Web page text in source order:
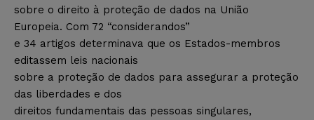
sobre o direito à proteção de dados na União
Europeia. Com 72 “considerandos”
e 34 artigos determinava que os Estados-membros
editassem leis nacionais
sobre a proteção de dados para assegurar a proteção
das liberdades e dos
direitos fundamentais das pessoas singulares,